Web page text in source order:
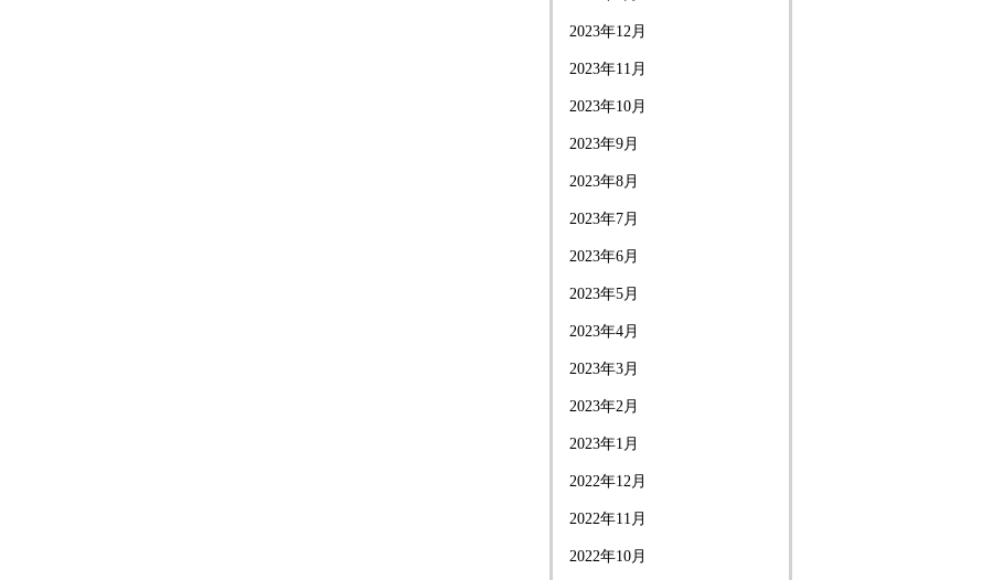
2023年12月
2023年11月
2023年10月
2023年9月
2023年8月
2023年7月
2023年6月
2023年5月
2023年4月
2023年3月
2023年2月
2023年1月
2022年12月
2022年11月
2022年10月